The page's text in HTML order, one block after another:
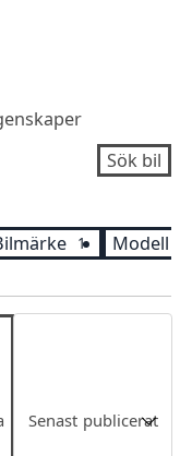
Sök bil
1 Modell
Senast publicerat